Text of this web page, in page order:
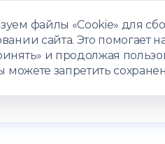
файлы «Cookie» для
сайта. Это помогает
и продолжая
можете запретить